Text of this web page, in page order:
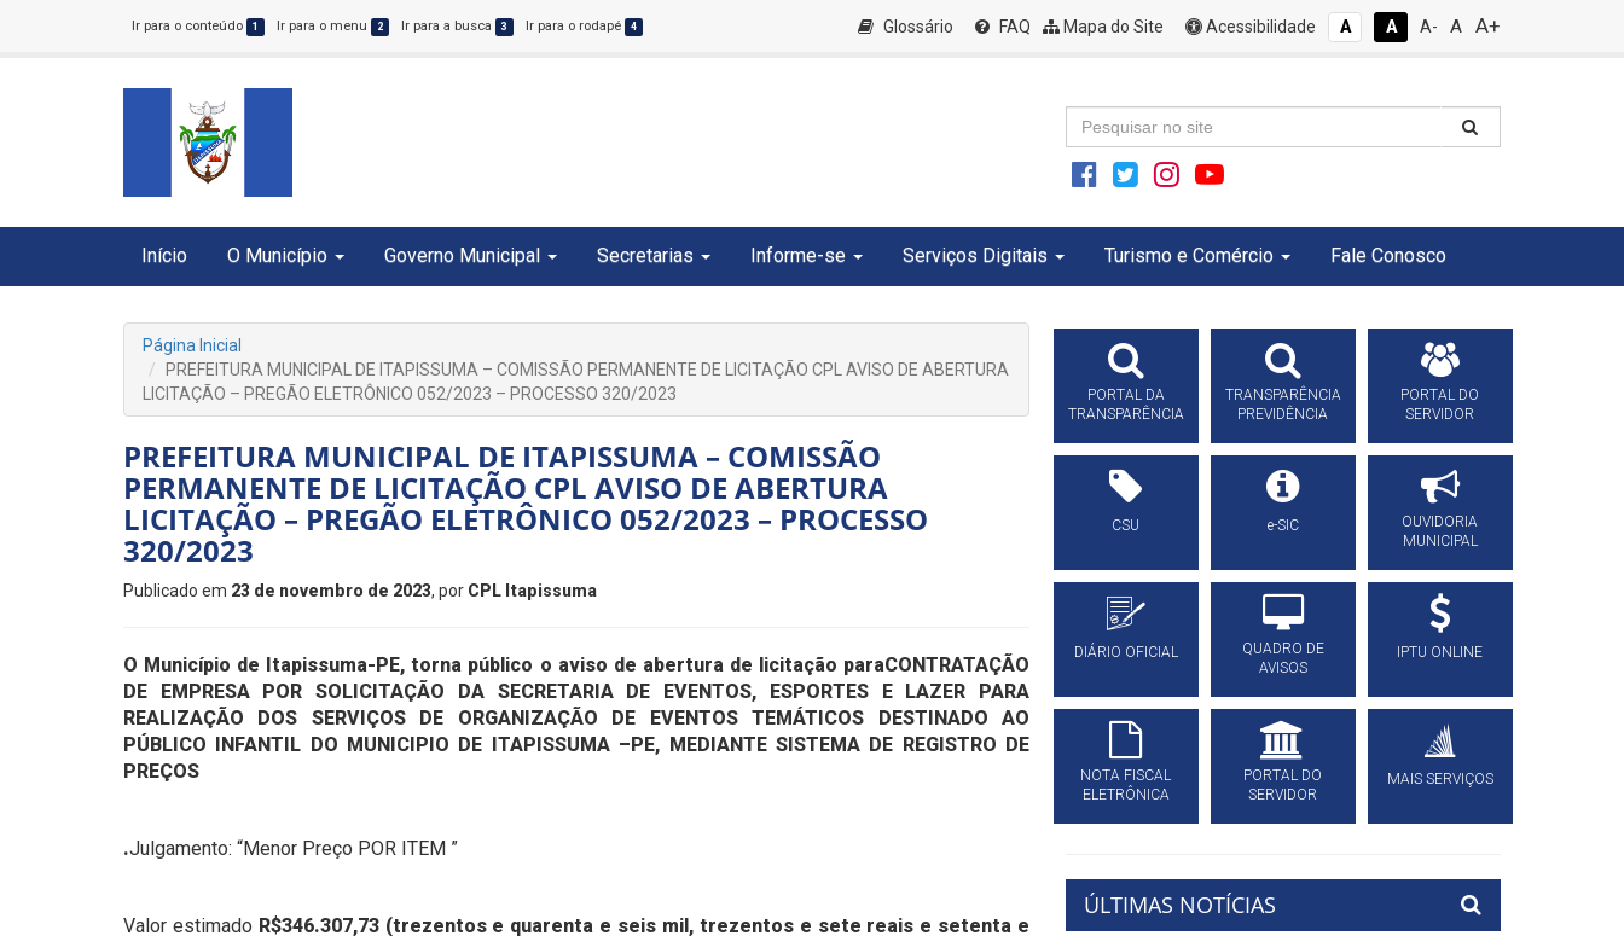
Ir para o conteúdo 1 Ir para o menu 2 Ir para a busca 3 Ir para o rodapé 4 Glossário FAQ Mapa do Site Acessibilidade A A A- A A+
Início O Município Governo Municipal Secretarias Informe-se Serviços Digitais Turismo e Comércio Fale Conosco
Página Inicial
PREFEITURA MUNICIPAL DE ITAPISSUMA – COMISSÃO PERMANENTE DE LICITAÇÃO CPL AVISO DE ABERTURA
LICITAÇÃO – PREGÃO ELETRÔNICO 052/2023 – PROCESSO 320/2023
PREFEITURA MUNICIPAL DE ITAPISSUMA – COMISSÃO
PERMANENTE DE LICITAÇÃO CPL AVISO DE ABERTURA
LICITAÇÃO – PREGÃO ELETRÔNICO 052/2023 – PROCESSO
320/2023
Publicado em 23 de novembro de 2023, por CPL Itapissuma
O Município de Itapissuma-PE, torna público o aviso de abertura de licitação paraCONTRATAÇÃO
DE EMPRESA POR SOLICITAÇÃO DA SECRETARIA DE EVENTOS, ESPORTES E LAZER PARA
REALIZAÇÃO DOS SERVIÇOS DE ORGANIZAÇÃO DE EVENTOS TEMÁTICOS DESTINADO AO
PÚBLICO INFANTIL DO MUNICIPIO DE ITAPISSUMA –PE, MEDIANTE SISTEMA DE REGISTRO DE
PREÇOS
.Julgamento: “Menor Preço POR ITEM ”
Valor estimado R$346.307,73 (trezentos e quarenta e seis mil, trezentos e sete reais e setenta e
PORTAL DA
TRANSPARÊNCIA
TRANSPARÊNCIA
PREVIDÊNCIA
PORTAL DO
SERVIDOR
CSU e-SIC
OUVIDORIA
MUNICIPAL
DIÁRIO OFICIAL
QUADRO DE
AVISOS
IPTU ONLINE
NOTA FISCAL
ELETRÔNICA
PORTAL DO
SERVIDOR
MAIS SERVIÇOS
ÚLTIMAS NOTÍCIAS